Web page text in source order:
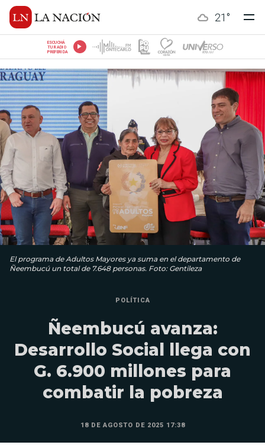
21 °
ESCUCHÁ
TU RADIO
PREFERIDA
El programa de Adultos Mayores ya suma en el departamento de
Ñeembucú un total de 7.648 personas. Foto: Gentileza
POLÍTICA
Ñeembucú avanza:
Desarrollo Social llega con
G. 6.900 millones para
combatir la pobreza
18 DE AGOSTO DE 2025 17:38